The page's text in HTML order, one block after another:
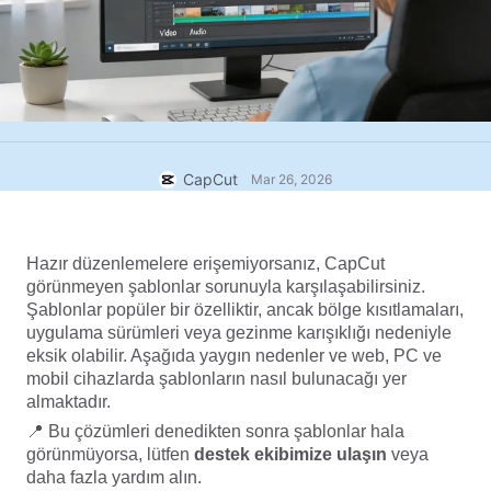
Metin ve Ses
Otomatik alt yazılar
Özel sesler
Sesi iyileştir
Gürültü azaltma
Resim
Pazarlama
Yaşam Tarzı ve Vlog'lar
Özel tasarım
Nasıl yapılır kılavuzları
Pazar Trendleri
En Popüler Seçimler
Şablon trendler ve ipuçları
Daha fazla
Sektör şablonları
Özet şablonları
Güven Merkezi
Yardım Merkezi
Dreamina Seedance 2.0 Launch
CapCut Mar 26, 2026
Hazır düzenlemelere erişemiyorsanız, CapCut
görünmeyen şablonlar sorunuyla karşılaşabilirsiniz.
Şablonlar popüler bir özelliktir, ancak bölge kısıtlamaları,
uygulama sürümleri veya gezinme karışıklığı nedeniyle
eksik olabilir. Aşağıda yaygın nedenler ve web, PC ve
mobil cihazlarda şablonların nasıl bulunacağı yer
almaktadır.
📍 Bu çözümleri denedikten sonra şablonlar hala
görünmüyorsa, lütfen destek ekibimize ulaşın veya
daha fazla yardım alın.